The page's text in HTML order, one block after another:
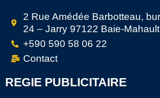
2 Rue Amédée Barbotteau,
24 – Jarry 97122 Baie-Mahault
+590 590 58 06 22
Contact
REGIE PUBLICITAIRE